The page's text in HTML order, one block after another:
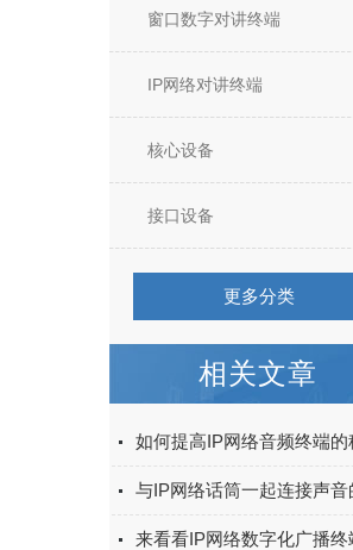
窗口数字对讲终端
IP网络对讲终端
核心设备
接口设备
更多分类
相关文章